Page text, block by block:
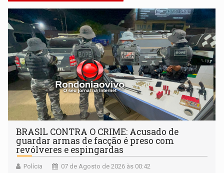
BRASIL CONTRA O CRIME: Acusado de
guardar armas de facção é preso com
revólveres e espingardas
Polícia 07 de Agosto de 2026 às 00:42